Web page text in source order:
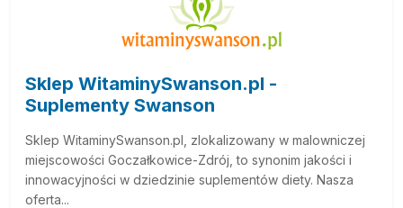
Sklep WitaminySwanson.pl -
Suplementy Swanson
Sklep WitaminySwanson.pl, zlokalizowany w malowniczej
miejscowości Goczałkowice-Zdrój, to synonim jakości i
innowacyjności w dziedzinie suplementów diety. Nasza
oferta...